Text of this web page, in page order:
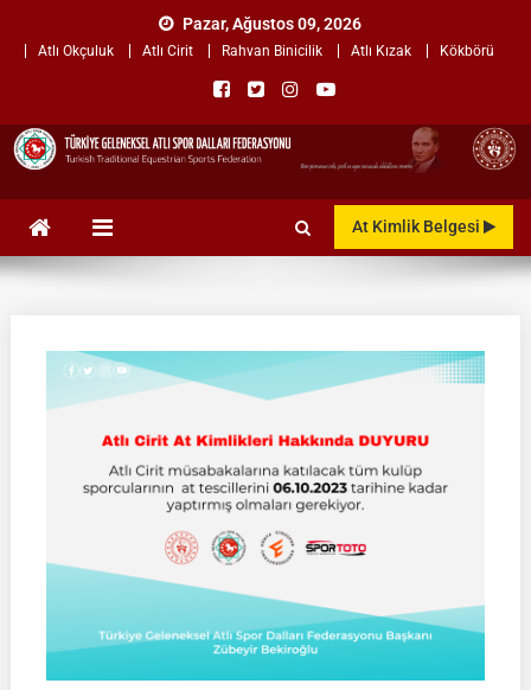
Pazar, Ağustos 09, 2026
Atlı Okçuluk Atlı Cirit Rahvan Binicilik Atlı Kızak Kökbörü
TÜRKİYE GELENEKSEL ATLI
SPOR DALLARIAt Kimlik Belgesi